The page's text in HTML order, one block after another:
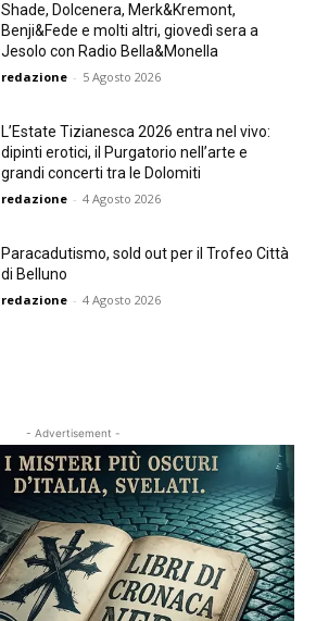
Shade, Dolcenera, Merk&Kremont,
Benji&Fede e molti altri, giovedì sera a
Jesolo con Radio Bella&Monella
redazione - 5 Agosto 2026
L’Estate Tizianesca 2026 entra nel vivo:
dipinti erotici, il Purgatorio nell’arte e
grandi concerti tra le Dolomiti
redazione - 4 Agosto 2026
Paracadutismo, sold out per il Trofeo Città
di Belluno
redazione - 4 Agosto 2026
- Advertisement -